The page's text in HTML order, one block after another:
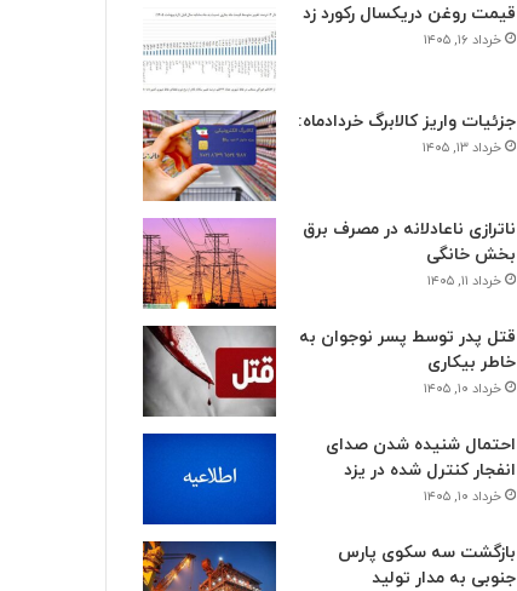
قیمت روغن دریکسال رکورد زد
خرداد ۱۶, ۱۴۰۵
جزئیات واریز کالابرگ خردادماه:
خرداد ۱۳, ۱۴۰۵
ناترازی ناعادلانه در مصرف برق
بخش خانگی
خرداد ۱۱, ۱۴۰۵
قتل پدر توسط پسر نوجوان به
خاطر بیکاری
خرداد ۱۰, ۱۴۰۵
احتمال شنیده شدن صدای
انفجار کنترل شده در یزد
خرداد ۱۰, ۱۴۰۵
بازگشت سه سکوی پارس
جنوبی به مدار تولید